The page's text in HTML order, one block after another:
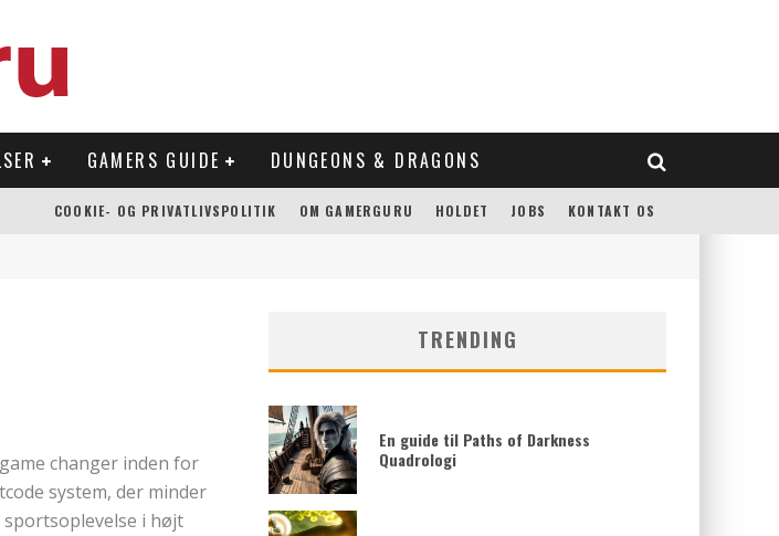
GAMERS GUIDE DUNGEONS & DRAGONS
COOKIE- OG PRIVATLIVSPOLITIK OM GAMERGURU HOLDET JOBS KONTAKT OS
changer inden for
system, der minder
sportsoplevelse i højt
TRENDING
En guide til Paths of Darkness
Quadrologi